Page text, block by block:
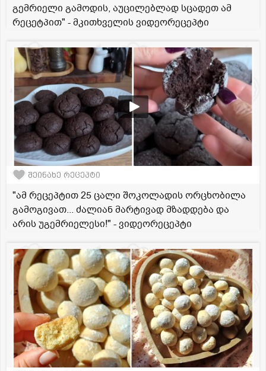
გემრიელი გამოდის, აუცილებლად სცადეთ ამ
რეცეტპით" - მკითხველის ვიდეორეცეპტი
შეინახე რეცეპტი
"ამ რეცეპტით 25 ცალი შოკოლადის ორცხობილა
გამოგივათ... ძალიან მარტივად მზადდება და
არის უგემრიელესი!" - ვიდეორეცეპტი